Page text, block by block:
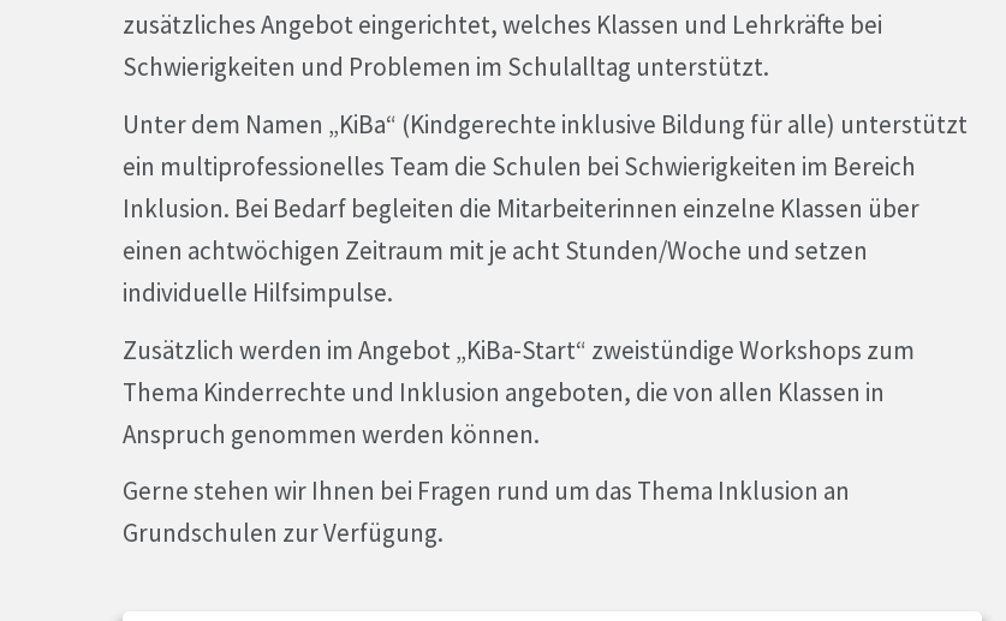
zusätzliches Angebot eingerichtet, welches Klassen und Lehrkräfte bei
Schwierigkeiten und Problemen im Schulalltag unterstützt.
Unter dem Namen „KiBa“ (Kindgerechte inklusive Bildung für alle) unterstützt
ein multiprofessionelles Team die Schulen bei Schwierigkeiten im Bereich
Inklusion. Bei Bedarf begleiten die Mitarbeiterinnen einzelne Klassen über
einen achtwöchigen Zeitraum mit je acht Stunden/Woche und setzen
individuelle Hilfsimpulse.
Zusätzlich werden im Angebot „KiBa-Start“ zweistündige Workshops zum
Thema Kinderrechte und Inklusion angeboten, die von allen Klassen in
Anspruch genommen werden können.
Gerne stehen wir Ihnen bei Fragen rund um das Thema Inklusion an
Grundschulen zur Verfügung.